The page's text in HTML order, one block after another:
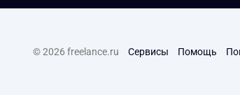
© 2026 freelance.ru Сервисы Помощь